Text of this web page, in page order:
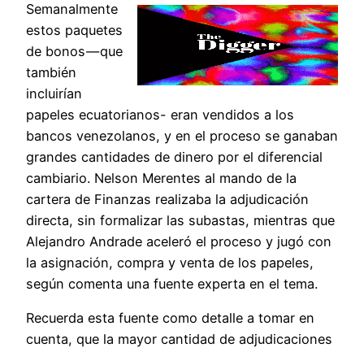
Semanalmente
estos paquetes
de bonos — que
también
incluirían
papeles ecuatorianos- eran vendidos a los
bancos venezolanos, y en el proceso se ganaban
grandes cantidades de dinero por el diferencial
cambiario. Nelson Merentes al mando de la
cartera de Finanzas realizaba la adjudicación
directa, sin formalizar las subastas, mientras que
Alejandro Andrade aceleró el proceso y jugó con
la asignación, compra y venta de los papeles,
según comenta una fuente experta en el tema.
Recuerda esta fuente como detalle a tomar en
cuenta, que la mayor cantidad de adjudicaciones